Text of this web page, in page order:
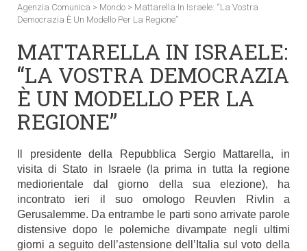
Agenzia Comunica > Mondo > Mattarella In Israele: “la Vostra
Democrazia È Un Modello Per La Regione”
MATTARELLA IN ISRAELE:
“LA VOSTRA DEMOCRAZIA
È UN MODELLO PER LA
REGIONE”
Il presidente della Repubblica Sergio Mattarella, in
visita di Stato in Israele (la prima in tutta la regione
mediorientale dal giorno della sua elezione), ha
incontrato ieri il suo omologo Reuvlen Rivlin a
Gerusalemme. Da entrambe le parti sono arrivate parole
distensive dopo le polemiche divampate negli ultimi
giorni a seguito dell’astensione dell’Italia sul voto della